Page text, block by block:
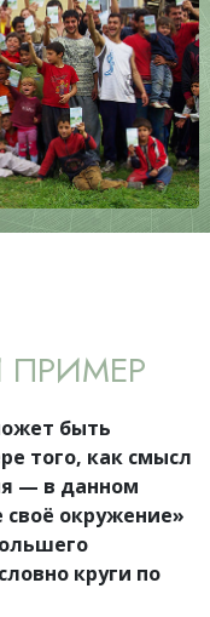
быть
того, как смысл
— в данном
окружение»
круги по